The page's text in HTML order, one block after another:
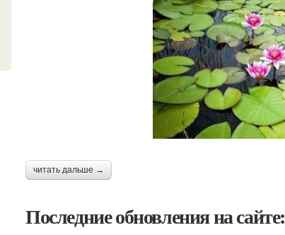
читать дальше →
Последние обновления на сайте: